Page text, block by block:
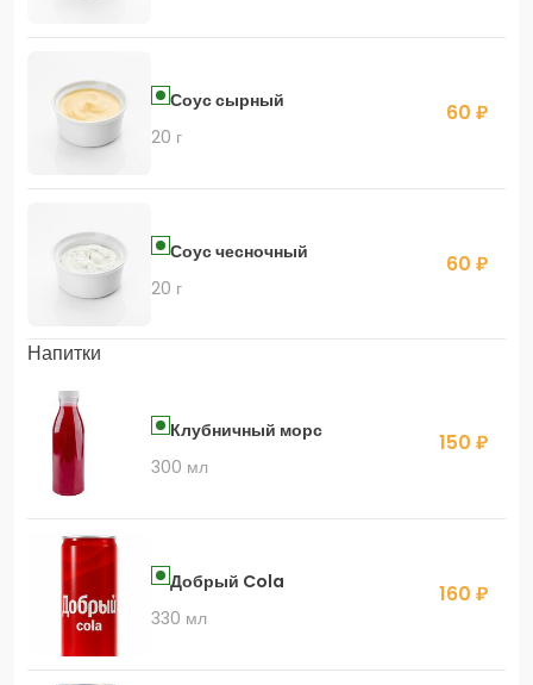
Соус сырный
20 г
60 ₽
Соус чесночный
20 г
60 ₽
Напитки
Клубничный морс
300 мл
150 ₽
Добрый Cola
330 мл
160 ₽